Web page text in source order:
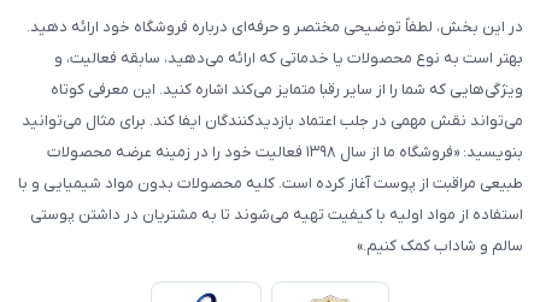
در این بخش، لطفاً توضیحی مختصر و حرفه‌ای درباره فروشگاه خود ارائه دهید.
بهتر است به نوع محصولات یا خدماتی که ارائه می‌دهید، سابقه فعالیت، و
ویژگی‌هایی که شما را از سایر رقبا متمایز می‌کند اشاره کنید. این معرفی کوتاه
می‌تواند نقش مهمی در جلب اعتماد بازدیدکنندگان ایفا کند. برای مثال می‌توانید
بنویسید: «فروشگاه ما از سال ۱۳۹۸ فعالیت خود را در زمینه عرضه محصولات
طبیعی مراقبت از پوست آغاز کرده است. کلیه محصولات بدون مواد شیمیایی و با
استفاده از مواد اولیه با کیفیت تهیه می‌شوند تا به مشتریان در داشتن پوستی
سالم و شاداب کمک کنیم.»